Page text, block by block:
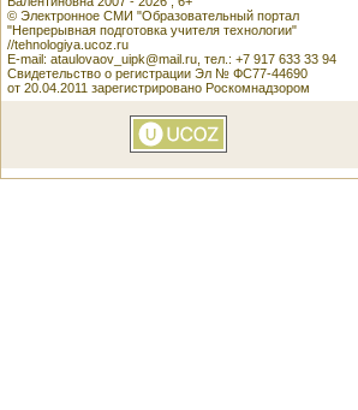
© Электронное СМИ "Образовательный портал
"Непрерывная подготовка учителя технологии"
//tehnologiya.ucoz.ru
E-mail: ataulovaov_uipk@mail.ru, тел.: +7 917 633 33 94
Свидетельство о регистрации Эл № ФС77-44690
от 20.04.2011 зарегистрировано Роскомнадзором